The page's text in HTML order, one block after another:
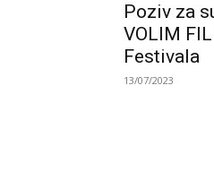
Poziv za
VOLIM
Festivala
13/07/2023